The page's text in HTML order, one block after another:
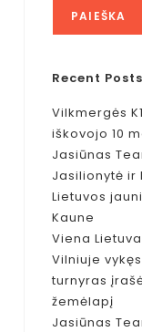
PAIEŠKA
Recent Posts
Vilkmergės
iškovojo 10
Jasiūnas
Jasilionytė ir
Lietuvos
Kaune
Viena
Vilniuje
turnyras
žemėlapį
Jasiūnas